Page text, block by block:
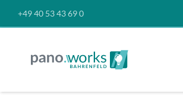
+49 40 53 43 69 0
Räume